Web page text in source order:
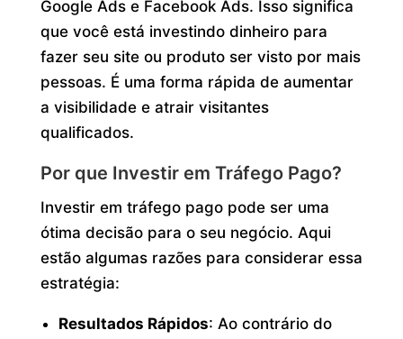
Google Ads e Facebook Ads. Isso significa
que você está investindo dinheiro para
fazer seu site ou produto ser visto por mais
pessoas. É uma forma rápida de aumentar
a visibilidade e atrair visitantes
qualificados.
Por que Investir em Tráfego Pago?
Investir em tráfego pago pode ser uma
ótima decisão para o seu negócio. Aqui
estão algumas razões para considerar essa
estratégia:
Resultados Rápidos: Ao contrário do